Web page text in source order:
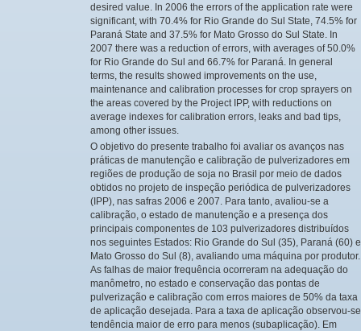
desired value. In 2006 the errors of the application rate were
significant, with 70.4% for Rio Grande do Sul State, 74.5% for
Paraná State and 37.5% for Mato Grosso do Sul State. In
2007 there was a reduction of errors, with averages of 50.0%
for Rio Grande do Sul and 66.7% for Paraná. In general
terms, the results showed improvements on the use,
maintenance and calibration processes for crop sprayers on
the areas covered by the Project IPP, with reductions on
average indexes for calibration errors, leaks and bad tips,
among other issues.
O objetivo do presente trabalho foi avaliar os avanços nas
práticas de manutenção e calibração de pulverizadores em
regiões de produção de soja no Brasil por meio de dados
obtidos no projeto de inspeção periódica de pulverizadores
(IPP), nas safras 2006 e 2007. Para tanto, avaliou-se a
calibração, o estado de manutenção e a presença dos
principais componentes de 103 pulverizadores distribuídos
nos seguintes Estados: Rio Grande do Sul (35), Paraná (60) e
Mato Grosso do Sul (8), avaliando uma máquina por produtor.
As falhas de maior frequência ocorreram na adequação do
manômetro, no estado e conservação das pontas de
pulverização e calibração com erros maiores de 50% da taxa
de aplicação desejada. Para a taxa de aplicação observou-se
tendência maior de erro para menos (subaplicação). Em